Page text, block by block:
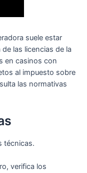
suele estar
las licencias de la
en casinos con
al impuesto sobre
las normativas
técnicas.
verifica los